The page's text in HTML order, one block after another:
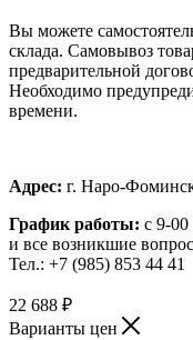
Вы можете
склада. Самовывоз
предварительной
Необходимо
времени.
Адрес: г. Наро-
График работы: с 9-
и все возникшие
Тел.: +7 (985) 853 44 41
22 688 ₽
Варианты цен